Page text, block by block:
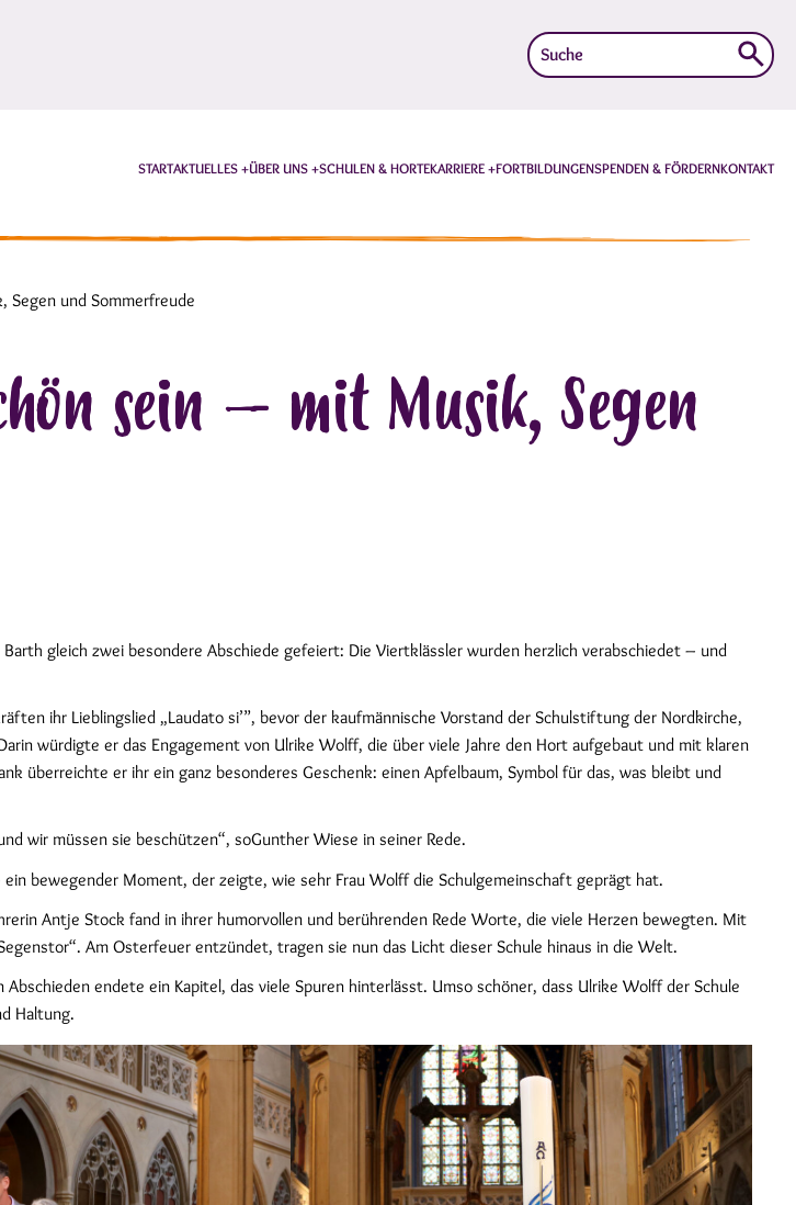
Suche
nach:
STARTAKTUELLES ÜBER UNS SCHULEN & HORTEKARRIERE FORTBILDUNGENSPENDEN & FÖRDERNKONTAKT
Segen und Sommerfreude
sein – mit Musik, Segen
gleich zwei besondere Abschiede gefeiert: Die Viertklässler wurden herzlich verabschiedet – und
ihr Lieblingslied „Laudato si’”, bevor der kaufmännische Vorstand der Schulstiftung der Nordkirche,
würdigte er das Engagement von Ulrike Wolff, die über viele Jahre den Hort aufgebaut und mit klaren
überreichte er ihr ein ganz besonderes Geschenk: einen Apfelbaum, Symbol für das, was bleibt und
wir müssen sie beschützen“, soGunther Wiese in seiner Rede.
bewegender Moment, der zeigte, wie sehr Frau Wolff die Schulgemeinschaft geprägt hat.
Antje Stock fand in ihrer humorvollen und berührenden Rede Worte, die viele Herzen bewegten. Mit
Am Osterfeuer entzündet, tragen sie nun das Licht dieser Schule hinaus in die Welt.
endete ein Kapitel, das viele Spuren hinterlässt. Umso schöner, dass Ulrike Wolff der Schule
Haltung.